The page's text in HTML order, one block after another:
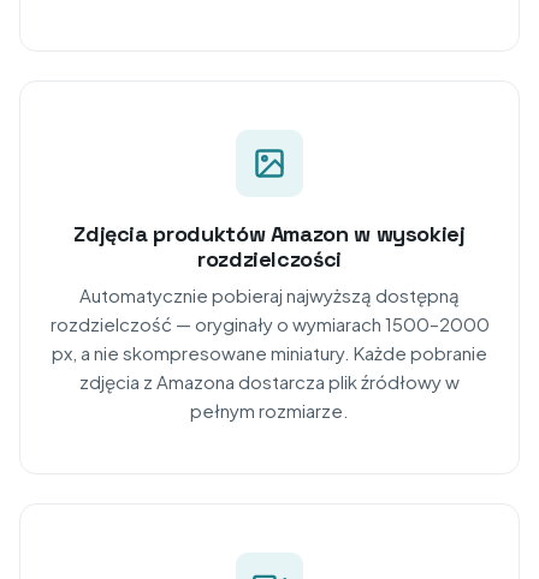
Zdjęcia produktów Amazon w wysokiej
rozdzielczości
Automatycznie pobieraj najwyższą dostępną
rozdzielczość — oryginały o wymiarach 1500–2000
px, a nie skompresowane miniatury. Każde pobranie
zdjęcia z Amazona dostarcza plik źródłowy w
pełnym rozmiarze.